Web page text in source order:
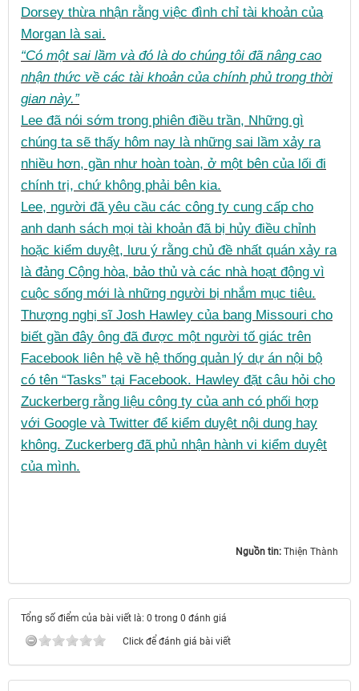
Dorsey thừa nhận rằng việc đình chỉ tài khoản của
Morgan là sai.
“Có một sai lầm và đó là do chúng tôi đã nâng cao
nhận thức về các tài khoản của chính phủ trong thời
gian này.”
Lee đã nói sớm trong phiên điều trần, Những gì
chúng ta sẽ thấy hôm nay là những sai lầm xảy ra
nhiều hơn, gần như hoàn toàn, ở một bên của lối đi
chính trị, chứ không phải bên kia.
Lee, người đã yêu cầu các công ty cung cấp cho
anh danh sách mọi tài khoản đã bị hủy điều chỉnh
hoặc kiểm duyệt, lưu ý rằng chủ đề nhất quán xảy ra
là đảng Cộng hòa, bảo thủ và các nhà hoạt động vì
cuộc sống mới là những người bị nhắm mục tiêu.
Thượng nghị sĩ Josh Hawley của bang Missouri cho
biết gần đây ông đã được một người tố giác trên
Facebook liên hệ về hệ thống quản lý dự án nội bộ
có tên “Tasks” tại Facebook. Hawley đặt câu hỏi cho
Zuckerberg rằng liệu công ty của anh có phối hợp
với Google và Twitter để kiểm duyệt nội dung hay
không. Zuckerberg đã phủ nhận hành vi kiểm duyệt
của mình.
Nguồn tin: Thiện Thành
Tổng số điểm của bài viết là: 0 trong 0 đánh giá
Click để đánh giá bài viết